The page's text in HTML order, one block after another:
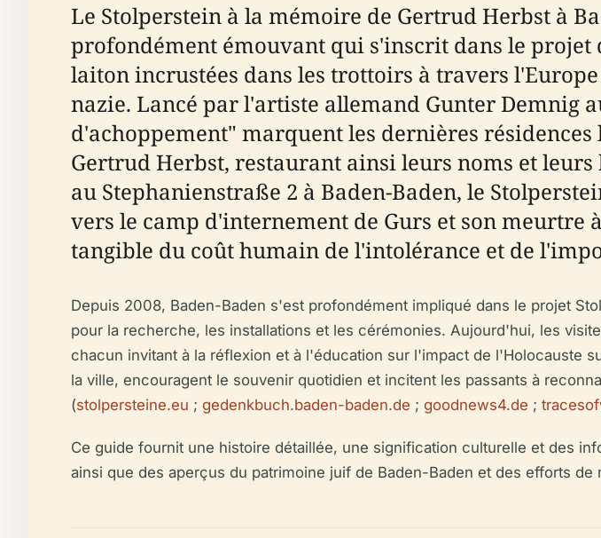
Le Stolperstein à la mémoire de Gertrud Herbst à
profondément émouvant qui s'inscrit dans le projet
laiton incrustées dans les trottoirs à travers
nazie. Lancé par l'artiste allemand Gunter Demnig
d'achoppement" marquent les dernières
Gertrud Herbst, restaurant ainsi leurs noms et
au Stephanienstraße 2 à Baden-Baden, le
vers le camp d'internement de Gurs et son meurtre
tangible du coût humain de l'intolérance et de
Depuis 2008, Baden-Baden s'est profondément impliqué dans le projet
pour la recherche, les installations et les cérémonies. Aujourd'hui, les
chacun invitant à la réflexion et à l'éducation sur l'impact de l'Holocauste
la ville, encouragent le souvenir quotidien et incitent les passants à
(stolpersteine.eu ; gedenkbuch.baden-baden.de ; goodnews4.de ;
Ce guide fournit une histoire détaillée, une signification culturelle et des
ainsi que des aperçus du patrimoine juif de Baden-Baden et des efforts de